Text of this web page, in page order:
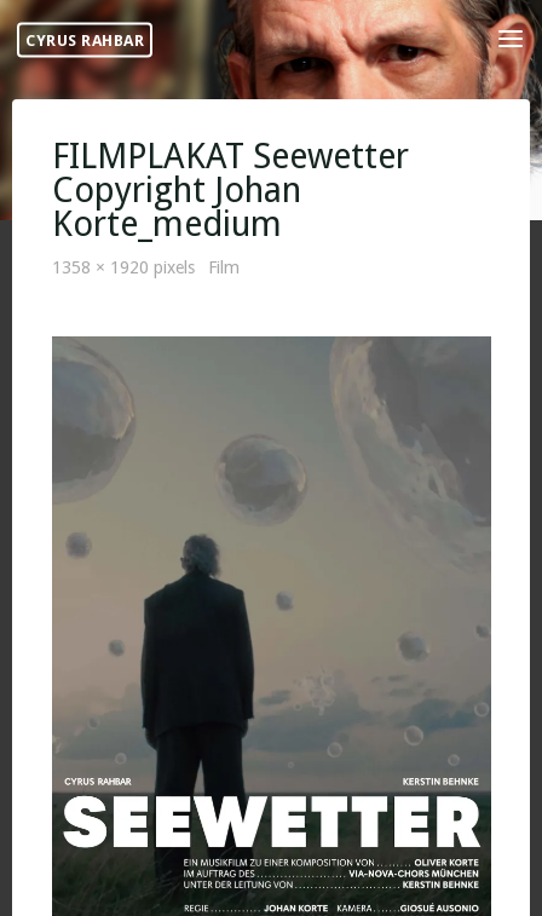
Skip
content
CYRUS RAHBAR
FILMPLAKAT Seewetter
Copyright Johan
Korte_medium
Full
1358 × 1920 pixels Film